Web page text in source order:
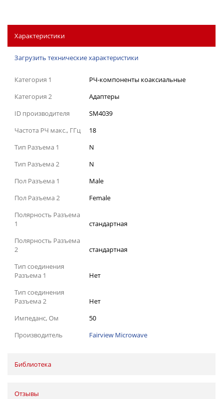
Характеристики
Загрузить технические характеристики
Категория 1
РЧ-компоненты коаксиальные
Категория 2
Адаптеры
ID производителя
SM4039
Частота РЧ макс., ГГц
18
Тип Разъема 1
N
Тип Разъема 2
N
Пол Разъема 1
Male
Пол Разъема 2
Female
Полярность Разъема
1
стандартная
Полярность Разъема
2
стандартная
Тип соединения
Разъема 1
Нет
Тип соединения
Разъема 2
Нет
Импеданс, Ом
50
Производитель
Fairview Microwave
Библиотека
Отзывы